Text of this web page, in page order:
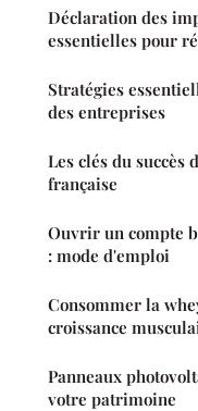
Déclaration des
essentielles pour
Stratégies
des entreprises
Les clés du succès
française
Ouvrir un compte
: mode d'emploi
Consommer la
croissance
Panneaux
votre patrimoine